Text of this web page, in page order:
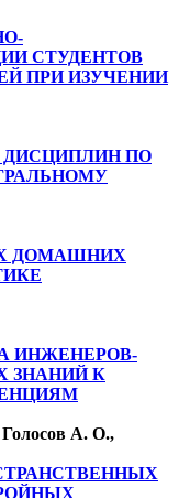
СТУДЕНТОВ
ПРИ ИЗУЧЕНИИ
ПО
ДОМАШНИХ
ИНЖЕНЕРОВ-
ЗНАНИЙ К
А. О.,